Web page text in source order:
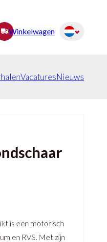
Winkelwagen
VacaturesNieuws
is een motorisch
en RVS. Met zijn